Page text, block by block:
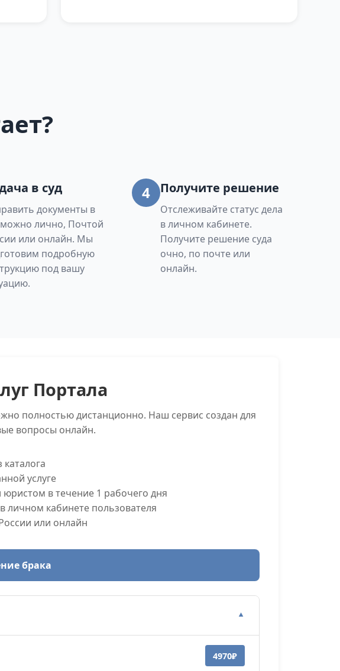
в суд
документы в
можно лично, Почтой
или онлайн. Мы
подробную
под вашу
4 Получите решение
Отслеживайте статус дела
в личном кабинете.
Получите решение суда
очно, по почте или
онлайн.
Портала
полностью дистанционно. Наш сервис создан для
вопросы онлайн.
услуге
в течение 1 рабочего дня
личном кабинете пользователя
или онлайн
брака
▼
4970₽